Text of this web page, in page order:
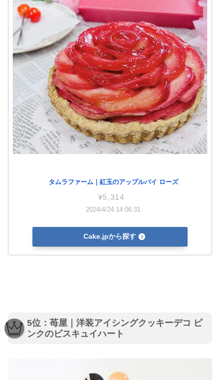
タムラファーム｜紅玉のアップルパイ ローズ
¥5,314
2024/4/24 14:06:31
Cake.jpから探す
5位：苺屋｜洋装アイシングクッキーデコ ピ
ンクのビスキュイハート